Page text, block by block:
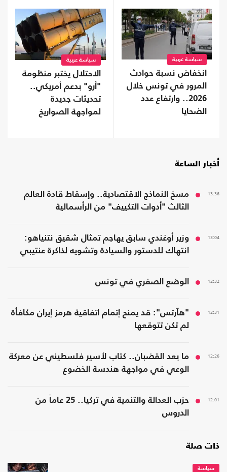
سياسة عربية
انخفاض نسبة حوادث
المرور في تونس خلال
2026.. وارتفاع عدد
الضحايا
سياسة عربية
الاحتلال يختبر منظومة
"أرو" بدعم أمريكي..
تحديثات جديدة
لمواجهة الصواريخ
أخبار الساعة
13:36
مسخ النماذج الاقتصادية.. وإسقاط قادة العالم
الثالث "أدوات التكييف" من الرأسمالية
13:04
وزير أوغندي سابق يهاجم تمثال شقيق نتنياهو:
انتهاك للدستور والسيادة وتشويه لذاكرة عنتيبي
12:32 الوضع الصفري في تونس
12:31
"هآرتس": قد يمنح إتمام اتفاقية هرمز إيران مكافأة
لم تكن تتوقعها
12:26
ما بعد القضبان.. كتاب لأسير فلسطيني عن معركة
الوعي في مواجهة هندسة الخضوع
12:01
حزب العدالة والتنمية في تركيا.. 25 عاماً من
الدروس
ذات صلة
سياسة